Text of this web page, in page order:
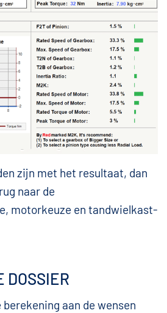
zijn met het resultaat, dan
naar de
motorkeuze en tandwielkast-
DOSSIER
aan de wensen